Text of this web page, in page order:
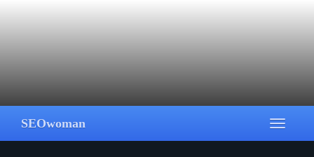
Toggle
SEOwoman